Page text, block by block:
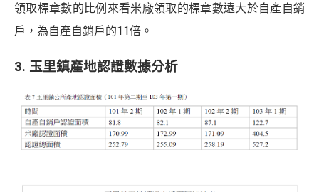
領取標章數的比例來看米廠領取的標章數遠大於自產自銷
戶，為自產自銷戶的11倍。
3. 玉里鎮產地認證數據分析